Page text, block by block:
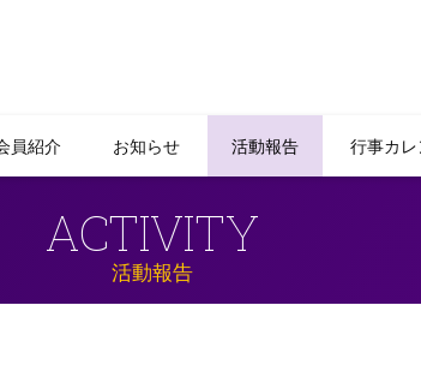
員紹介 お知らせ 活動報告 行事カ
ACTIVITY
活動報告